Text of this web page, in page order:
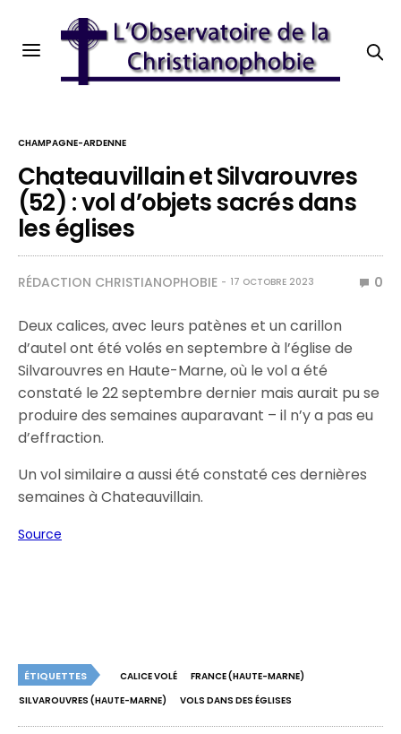
CHAMPAGNE-ARDENNE
Chateauvillain et Silvarouvres
(52) : vol d’objets sacrés dans
les églises
RÉDACTION CHRISTIANOPHOBIE 17 OCTOBRE 2023 0
Deux calices, avec leurs patènes et un carillon
d’autel ont été volés en septembre à l’église de
Silvarouvres en Haute-Marne, où le vol a été
constaté le 22 septembre dernier mais aurait pu se
produire des semaines auparavant – il n’y a pas eu
d’effraction.
Un vol similaire a aussi été constaté ces dernières
semaines à Chateauvillain.
Source
ÉTIQUETTES CALICE VOLÉ
FRANCE (HAUTE-MARNE)
SILVAROUVRES (HAUTE-MARNE)
VOLS DANS DES ÉGLISES